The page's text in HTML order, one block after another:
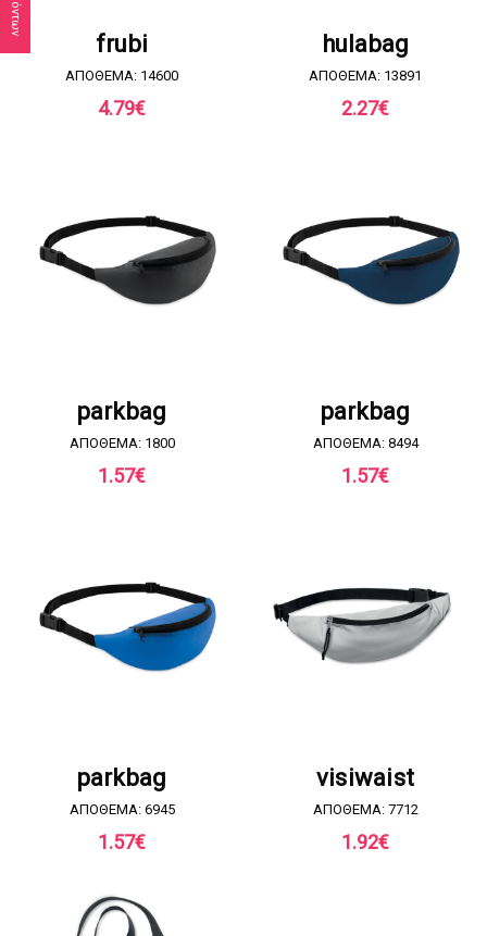
frubi
ΑΠΟΘΕΜΑ: 14600
4.79€
hulabag
ΑΠΟΘΕΜΑ: 13891
2.27€
parkbag
ΑΠΟΘΕΜΑ: 1800
1.57€
parkbag
ΑΠΟΘΕΜΑ: 8494
1.57€
parkbag
ΑΠΟΘΕΜΑ: 6945
1.57€
visiwaist
ΑΠΟΘΕΜΑ: 7712
1.92€